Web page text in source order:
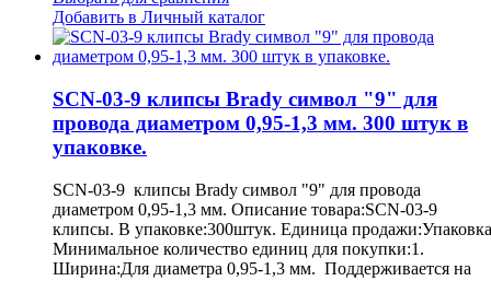
Добавить в Личный каталог
SCN-03-9 клипсы Brady символ "9" для
провода диаметром 0,95-1,3 мм. 300 штук в
упаковке.
SCN-03-9 клипсы Brady символ "9" для провода
диаметром 0,95-1,3 мм. Описание товара:SCN-03-9
клипсы. В упаковке:300штук. Единица
Минимальное количество единиц для покупки:1.
Ширина:Для диаметра 0,95-1,3 мм. Поддерживается на